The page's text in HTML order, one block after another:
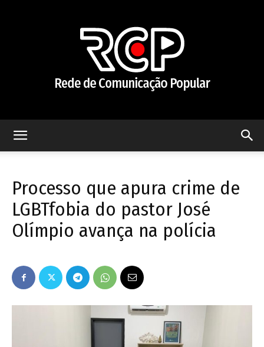
de
Popular
Processo que apura crime de
LGBTfobia do pastor José
Olímpio avança na polícia